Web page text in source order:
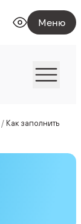
Меню
/ Как заполнить